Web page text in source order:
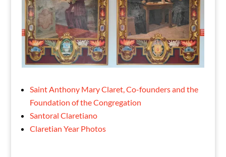
Saint Anthony Mary Claret, Co-founders and the
Foundation of the Congregation
Santoral Claretiano
Claretian Year Photos